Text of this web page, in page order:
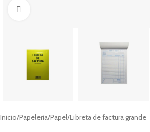
Inicio Papelería Papel Libreta de factura grande